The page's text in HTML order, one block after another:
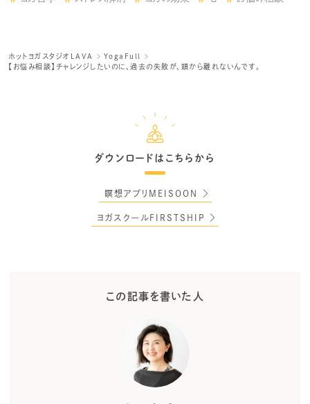
ホットヨガスタジオLAVA
YogaFull
【お悩み相談】チャレンジしたいのに、過去の失敗が、頭から離れないんです。
ダウンロードはこちらから
瞑想アプリMEISOON
ヨガスクールFIRSTSHIP
この記事を書いた人